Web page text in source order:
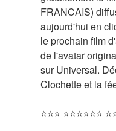
FRANCAIS)
aujourd'hui en
le prochain film
de l'avatar
sur Universal.
Clochette et la
⭐⭐⭐ ⭐⭐⭐⭐⭐⭐